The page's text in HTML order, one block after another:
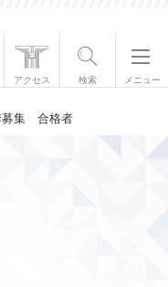
アクセス 検索 メニュー
募集 合格者